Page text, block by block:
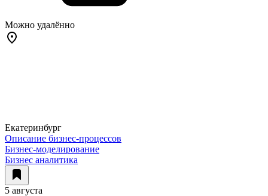
Можно удалённо
Екатеринбург
Описание бизнес-процессов
Бизнес-моделирование
Бизнес аналитика
5 августа